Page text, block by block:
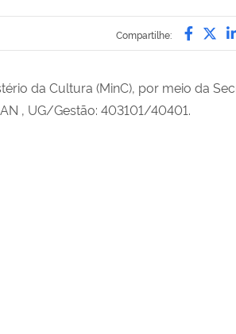
Compartilhe:
da Cultura (MinC), por meio da
, UG/Gestão: 403101/40401.